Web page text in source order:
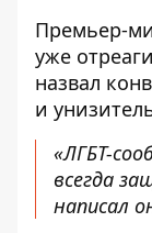
Премьер-
уже
назвал
и
«ЛГБТ-
всегда
написал